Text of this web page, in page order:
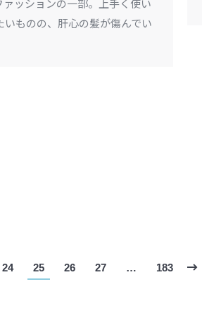
ァッションの一部。上手く使い
いものの、肝心の髪が傷んでい
24 25 26 27 … 183